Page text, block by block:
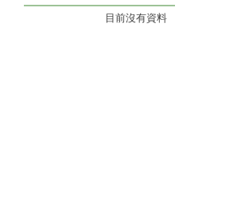
目前沒有資料